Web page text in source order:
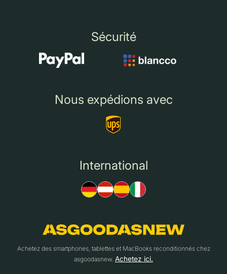
Sécurité
Nous expédions avec
International
Achetez des smartphones, tablettes et MacBooks reconditionnés chez
asgoodasnew. Achetez ici.